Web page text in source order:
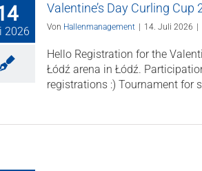
2026
Valentine’s Day Curling Cup
Von Hallenmanagement 14. Juli 2026
Hello Registration for the
Łódź arena in Łódź.
registrations :) Tournament for